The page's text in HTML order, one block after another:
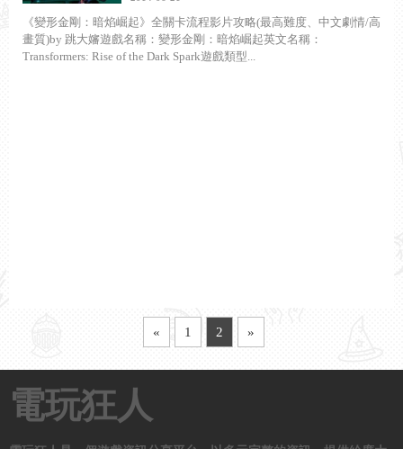
《變形金剛：暗焰崛起》全關卡流程影片攻略(最高難度、中文劇情/高
畫質)by 跳大嬸遊戲名稱：變形金剛：暗焰崛起英文名稱：
Transformers: Rise of the Dark Spark遊戲類型...
« 1 2 »
電玩狂人